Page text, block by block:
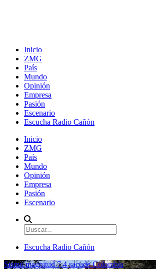
Inicio
ZMG
País
Mundo
Opinión
Empresa
Pasión
Escenario
Escucha Radio Cañón
Inicio
ZMG
País
Mundo
Opinión
Empresa
Pasión
Escenario
Escucha Radio Cañón
Sismo magnitud 7.4 sacude Colombia